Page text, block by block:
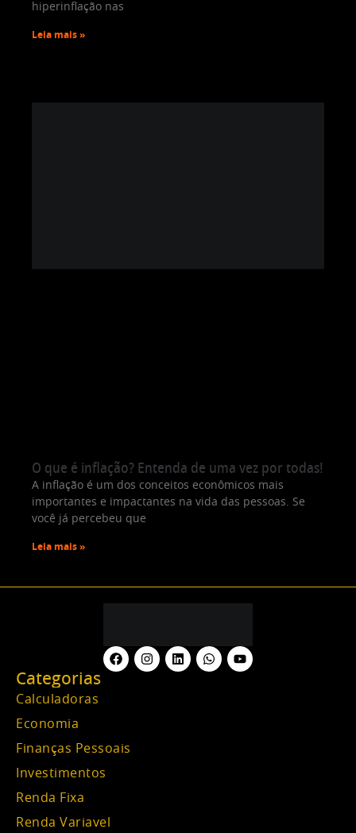
hiperinflação nas
Leia mais »
O que é inflação? Entenda de uma vez por todas!
A inflação é um dos conceitos econômicos mais
importantes e impactantes na vida das pessoas. Se
você já percebeu que
Leia mais »
Categorias
Calculadoras
Economia
Finanças Pessoais
Investimentos
Renda Fixa
Renda Variavel